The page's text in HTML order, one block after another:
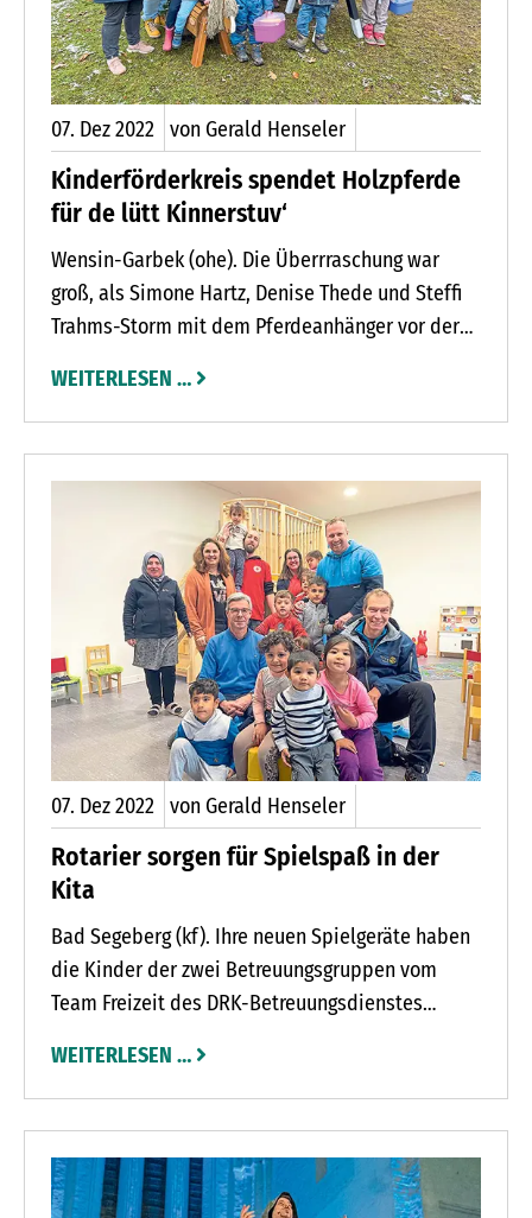
angespannte Situation. Beide Gremien sehen den
Kurs der Tafelstiftung bestätigt: Diese hat im
Jahr 2022 bereits eine Rekordsumme von mehr
als 80.000 Euro aufgewendet, um den Tafeln im
Lande Hilfestellung bei ihrer operativen Arbeit zu
gewähren.
07. Dez2022 von Gerald Henseler
Kinderförderkreis spendet Holzpferde
für de lütt Kinnerstuv‘
Wensin-Garbek (ohe). Die Überrraschung war
groß, als Simone Hartz, Denise Thede und Steffi
Trahms-Storm mit dem Pferdeanhänger vor der
vorfuhren. Zwei Holzpferde hatten die drei
Damen vom Kinderförderkreis Wensin im Gepäck.
Grace und Firle, so die Namen der Pferde,
standen bei den 30 Mädchen und Jungen der
Kindertagesstätte sofort im Mittelpunkt.
WEITERLESEN …
07. Dez2022 von Gerald Henseler
Rotarier sorgen für Spielspaß in der
Kita
Bad Segeberg (kf). Ihre neuen Spielgeräte haben
die Kinder der zwei Betreuungsgruppen vom
Team Freizeit des DRK-Betreuungsdienstes
Landesunterkunft sofort in Beschlag genommen.
WEITERLESEN …